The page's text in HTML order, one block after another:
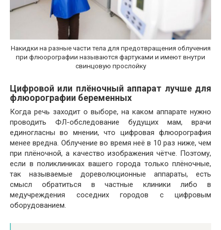
Накидки на разные части тела для предотвращения облучения
при флюорографии называются фартуками и имеют внутри
свинцовую прослойку
Цифровой или плёночный аппарат лучше для
флюорографии беременных
Когда речь заходит о выборе, на каком аппарате нужно
проводить ФЛ-обследование будущих мам, врачи
единогласны во мнении, что цифровая флюорография
менее вредна. Облучение во время неё в 10 раз ниже, чем
при плёночной, а качество изображения чётче. Поэтому,
если в поликлиниках вашего города только плёночные,
так называемые дореволюционные аппараты, есть
смысл обратиться в частные клиники либо в
медучреждения соседних городов с цифровым
оборудованием.